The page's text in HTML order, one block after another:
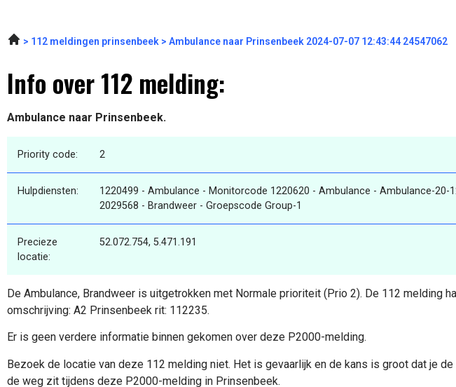
112 meldingen prinsenbeek Ambulance naar Prinsenbeek 2024-07-07 12:43:44 24547062
Info over 112 melding:
Ambulance naar Prinsenbeek.
Priority code: 2
Hulpdiensten:
1220499 - Ambulance - Monitorcode 1220620 - Ambulance - Ambulance-20-
2029568 - Brandweer - Groepscode Group-1
Precieze
locatie:
52.072.754, 5.471.191
De Ambulance, Brandweer is uitgetrokken met Normale prioriteit (Prio 2). De 112 melding
omschrijving: A2 Prinsenbeek rit: 112235.
Er is geen verdere informatie binnen gekomen over deze P2000-melding.
Bezoek de locatie van deze 112 melding niet. Het is gevaarlijk en de kans is groot dat je
de weg zit tijdens deze P2000-melding in Prinsenbeek.